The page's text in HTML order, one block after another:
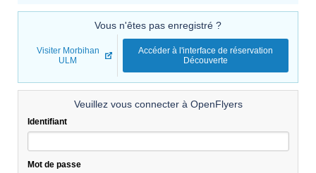
Vous n'êtes pas enregistré ?
Visiter Morbihan
ULM
Accéder à l'interface de réservation
Découverte
Veuillez vous connecter à OpenFlyers
Identifiant
Mot de passe